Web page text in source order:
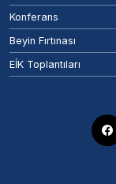
Konferans
Beyin Fırtınası
EİK Toplantıları